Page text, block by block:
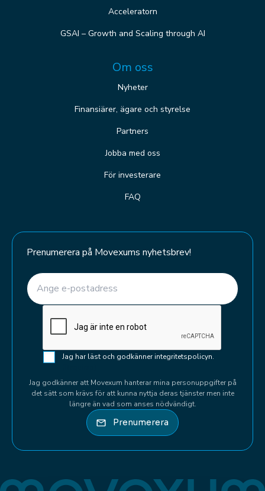
Acceleratorn
GSAI – Growth and Scaling through AI
Om oss
Nyheter
Finansiärer, ägare och styrelse
Partners
Jobba med oss
För investerare
FAQ
Prenumerera på Movexums nyhetsbrev!
E-post
Prenumerera
Samtycke(Required)
Jag har läst och godkänner integritetspolicyn.
Jag godkänner att Movexum hanterar mina personuppgifter på
det sätt som krävs för att kunna nyttja deras tjänster men inte
längre än vad som anses nödvändigt.